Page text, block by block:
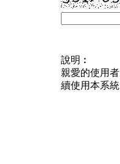
說明︰
親愛的使用
續使用本系